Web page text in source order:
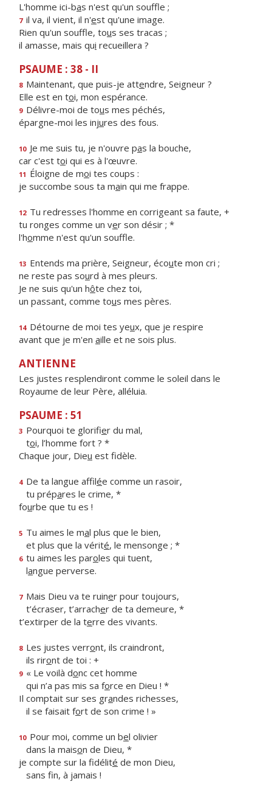
L'homme ici-bas n'est qu'un souffle ;
7 il va, il vient, il n'est qu'une image.
Rien qu'un souffle, tous ses tracas ;
il amasse, mais qui recueillera ?
PSAUME : 38 - II
8 Maintenant, que puis-je attendre, Seigneur ?
Elle est en toi, mon espérance.
9 Délivre-moi de tous mes péchés,
épargne-moi les injures des fous.
10 Je me suis tu, je n'ouvre pas la bouche,
car c'est toi qui es à l'œuvre.
11 Éloigne de moi tes coups :
je succombe sous ta main qui me frappe.
12 Tu redresses l'homme en corrigeant sa faute, +
tu ronges comme un ver son désir ; *
l'homme n'est qu'un souffle.
13 Entends ma prière, Seigneur, écoute mon cri ;
ne reste pas sourd à mes pleurs.
Je ne suis qu'un hôte chez toi,
un passant, comme tous mes pères.
14 Détourne de moi tes yeux, que je respire
avant que je m'en aille et ne sois plus.
ANTIENNE
Les justes resplendiront comme le soleil dans le
Royaume de leur Père, alléluia.
PSAUME : 51
3 Pourquoi te glorifier du mal,
toi, l’homme fort ? *
Chaque jour, Dieu est fidèle.
4 De ta langue affilée comme un rasoir,
tu prépares le crime, *
fourbe que tu es !
5 Tu aimes le mal plus que le bien,
et plus que la vérité, le mensonge ; *
6 tu aimes les paroles qui tuent,
langue perverse.
7 Mais Dieu va te ruiner pour toujours,
t’écraser, t’arracher de ta demeure, *
t’extirper de la terre des vivants.
8 Les justes verront, ils craindront,
ils riront de toi : +
9 « Le voilà donc cet homme
qui n’a pas mis sa force en Dieu ! *
Il comptait sur ses grandes richesses,
il se faisait fort de son crime ! »
10 Pour moi, comme un bel olivier
dans la maison de Dieu, *
je compte sur la fidélité de mon Dieu,
sans fn, à jamais !